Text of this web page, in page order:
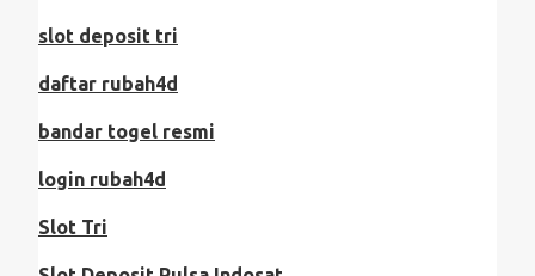
slot deposit tri
daftar rubah4d
bandar togel resmi
login rubah4d
Slot Tri